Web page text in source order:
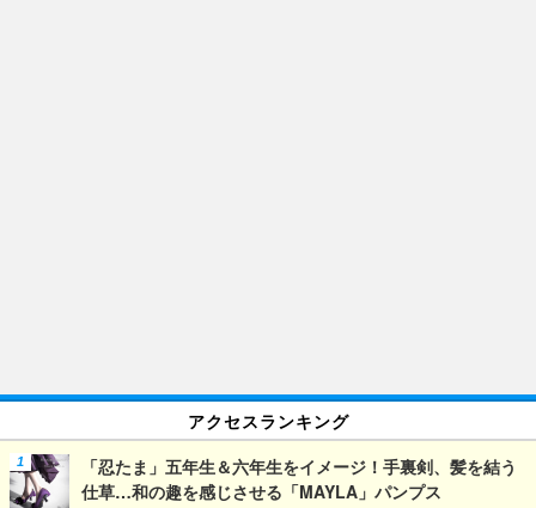
アクセスランキング
「忍たま」五年生＆六年生をイメージ！手裏剣、髪を結う
仕草…和の趣を感じさせる「MAYLA」パンプス